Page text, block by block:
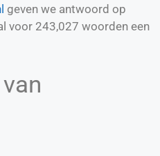
geven we antwoord op
voor 243,027 woorden een